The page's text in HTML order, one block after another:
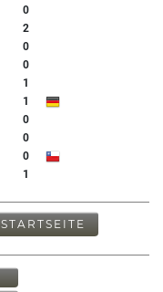
0
2
0
0
1
1
0
0
0
1
STARTSEITE